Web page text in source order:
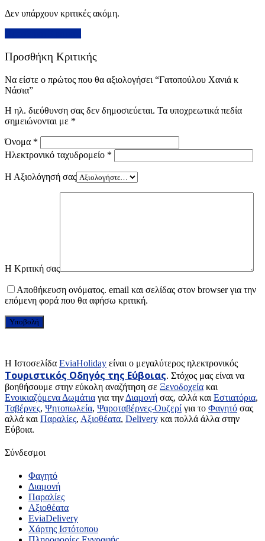
Δεν υπάρχουν κριτικές ακόμη.
Προσθήκη Κριτικής
Να είστε ο πρώτος που θα αξιολογήσει “Γατοπούλου Χανιά κ
Νάσια”
Η ηλ. διεύθυνση σας δεν δημοσιεύεται. Τα υποχρεωτικά πεδία
σημειώνονται με *
Όνομα *
Ηλεκτρονικό ταχυδρομείο *
Η Αξιολόγησή σας
Η Κριτική σας
Αποθήκευση ονόματος. email και σελίδας στον browser για την
επόμενη φορά που θα αφήσω κριτική.
H Ιστοσελίδα EviaHoliday είναι ο μεγαλύτερος ηλεκτρονικός
Τουριστικός Οδηγός της Εύβοιας. Στόχος μας είναι να
βοηθήσουμε στην εύκολη αναζήτηση σε Ξενοδοχεία και
Ενοικιαζόμενα Δωμάτια για την Διαμονή σας, αλλά και Εστιατόρια,
Ταβέρνες, Ψητοπωλεία, Ψαροταβέρνες-Ουζερί για το Φαγητό σας
αλλά και Παραλίες, Αξιοθέατα, Delivery και πολλά άλλα στην
Εύβοια.
Σύνδεσμοι
Φαγητό
Διαμονή
Παραλίες
Αξιοθέατα
EviaDelivery
Χάρτης Ιστότοπου